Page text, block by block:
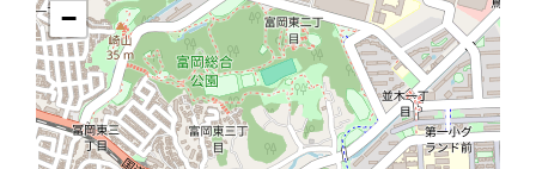
−